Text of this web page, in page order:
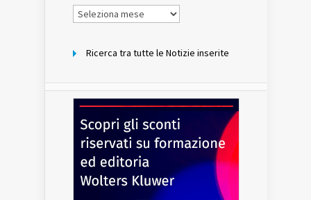
Notizie
per
Ricerca tra tutte le Notizie inserite